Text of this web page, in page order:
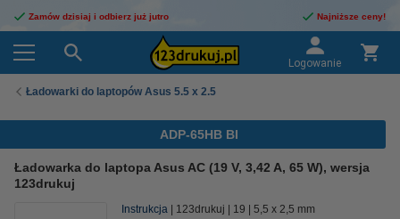
Zamów dzisiaj i odbierz już jutro Najniższe ceny!
Logowanie
Ładowarki do laptopów Asus 5.5 x 2.5
ADP-65HB BI
Ładowarka do laptopa Asus AC (19 V, 3,42 A, 65 W), wersja
123drukuj
Instrukcja 123drukuj 19 5,5 x 2,5 mm